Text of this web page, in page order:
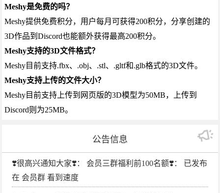
Meshy是免费的吗？
Meshy提供免费积分，用户每月可获得200积分，分享创建的
3D作品到Discord也能额外获得最高200积分。
Meshy支持的3D文件格式？
Meshy目前支持.fbx、.obj、.stl、.gltf和.glb格式的3D文件。
Meshy支持上传的文件大小？
Meshy目前支持上传到网页版的3D模型为50MB，上传到
Discord则为25MB。
公告信息
❣️很高兴通知大家❣️： 会员三群福利前100名额❣️： 已发布
在 会员群 看到速度